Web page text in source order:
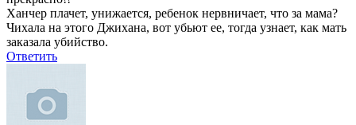
Ханчер плачет, унижается, ребенок нервничает, что за мама?
Чихала на этого Джихана, вот убьют ее, тогда узнает, как мать
заказала убийство.
Ответить